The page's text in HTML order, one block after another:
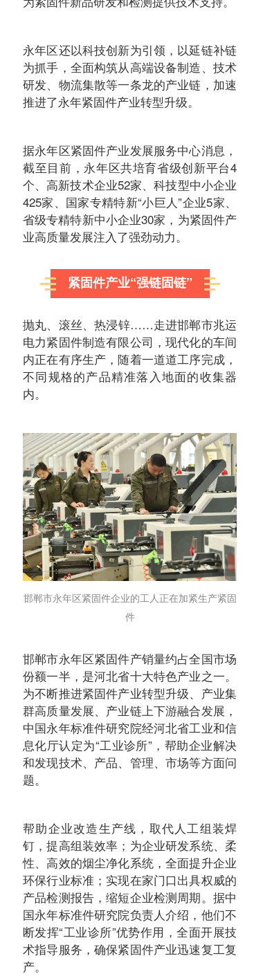
永年区还以科技创新为引领，以延链补链
为抓手，全面构筑从高端设备制造、技术
研发、物流集散等一条龙的产业链，加速
推进了永年紧固件产业转型升级。
据永年区紧固件产业发展服务中心消息，
截至目前，永年区共培育省级创新平台4
个、高新技术企业52家、科技型中小企业
425家、国家专精特新“小巨人”企业5家、
省级专精特新中小企业30家，为紧固件产
业高质量发展注入了强劲动力。
紧固件产业“强链固链”
抛丸、滚丝、热浸锌……走进邯郸市兆运
电力紧固件制造有限公司，现代化的车间
内正在有序生产，随着一道道工序完成，
不同规格的产品精准落入地面的收集器
内。
邯郸市永年区紧固件企业的工人正在加紧生产紧固
件
邯郸市永年区紧固件产销量约占全国市场
份额一半，是河北省十大特色产业之一。
为不断推进紧固件产业转型升级、产业集
群高质量发展、产业链上下游融合发展，
中国永年标准件研究院经河北省工业和信
息化厅认定为“工业诊所”，帮助企业解决
和发现技术、产品、管理、市场等方面问
题。
帮助企业改造生产线，取代人工组装焊
钉，提高组装效率；为企业研发系统、柔
性、高效的烟尘净化系统，全面提升企业
环保行业标准；实现在家门口出具权威的
产品检测报告，缩短企业检测周期。据中
国永年标准件研究院负责人介绍，他们不
断发挥“工业诊所”优势作用，全面开展技
术指导服务，确保紧固件产业迅速复工复
产。